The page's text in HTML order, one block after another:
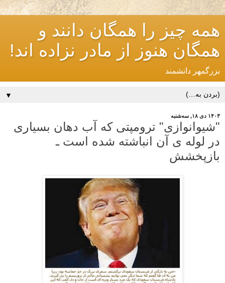
همه چیز را همگان دانند و
همگان هنوز از مادر نزاده اند!
بزرگمهر دانشمند
▼
۱۴۰۳ دی ۱۸, سه‌شنبه
"شیوانوازی" ترومپتی که آب دهان بسیاری
در لوله ی آن انباشته شده است ـ
بازپخشش